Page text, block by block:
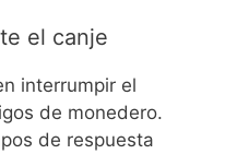
el canje
interrumpir el
de monedero.
de respuesta